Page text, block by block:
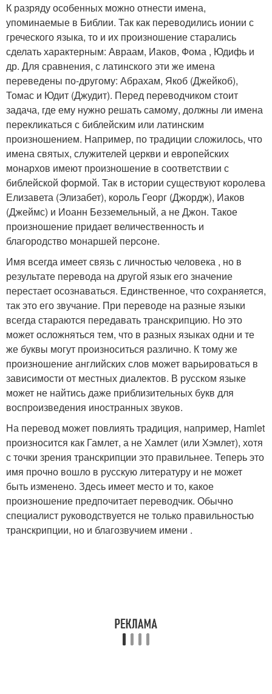
К разряду особенных можно отнести имена,
упоминаемые в Библии. Так как переводились ионии с
греческого языка, то и их произношение старались
сделать характерным: Авраам, Иаков, Фома , Юдифь и
др. Для сравнения, с латинского эти же имена
переведены по-другому: Абрахам, Якоб (Джейкоб),
Томас и Юдит (Джудит). Перед переводчиком стоит
задача, где ему нужно решать самому, должны ли имена
перекликаться с библейским или латинским
произношением. Например, по традиции сложилось, что
имена святых, служителей церкви и европейских
монархов имеют произношение в соответствии с
библейской формой. Так в истории существуют королева
Елизавета (Элизабет), король Георг (Джордж), Иаков
(Джеймс) и Иоанн Безземельный, а не Джон. Такое
произношение придает величественность и
благородство монаршей персоне.
Имя всегда имеет связь с личностью человека , но в
результате перевода на другой язык его значение
перестает осознаваться. Единственное, что сохраняется,
так это его звучание. При переводе на разные языки
всегда стараются передавать транскрипцию. Но это
может осложняться тем, что в разных языках одни и те
же буквы могут произноситься различно. К тому же
произношение английских слов может варьироваться в
зависимости от местных диалектов. В русском языке
может не найтись даже приблизительных букв для
воспроизведения иностранных звуков.
На перевод может повлиять традиция, например, Hamlet
произносится как Гамлет, а не Хамлет (или Хэмлет), хотя
с точки зрения транскрипции это правильнее. Теперь это
имя прочно вошло в русскую литературу и не может
быть изменено. Здесь имеет место и то, какое
произношение предпочитает переводчик. Обычно
специалист руководствуется не только правильностью
транскрипции, но и благозвучием имени .